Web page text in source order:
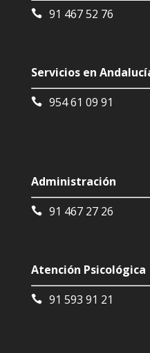
91 467 52 76
Servicios en
954 61 09 91
Administración
91 467 27 26
Atención Psicológica
91 593 91 21